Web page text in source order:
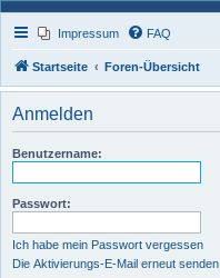
Impressum FAQ
Startseite Foren-Übersicht
Anmelden
Benutzername:
Passwort:
Ich habe mein Passwort vergessen
Die Aktivierungs-E-Mail erneut senden